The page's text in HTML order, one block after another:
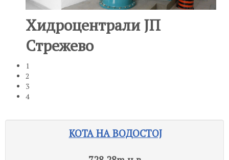
Хидроцентрали ЈП
Стрежево
1
2
3
4
КОТА НА ВОДОСТОЈ